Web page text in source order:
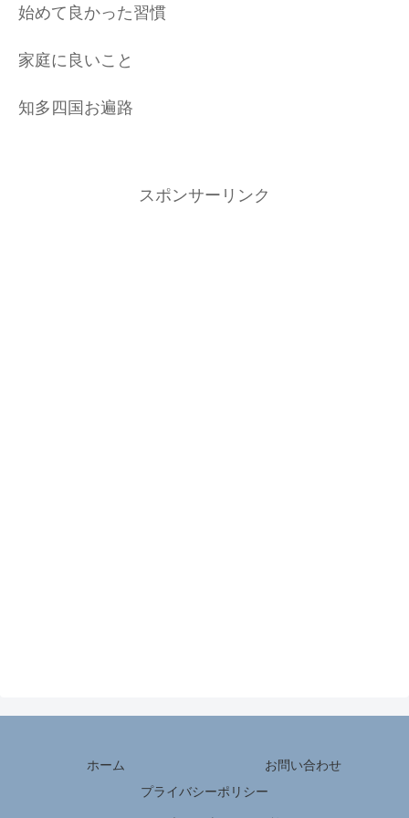
始めて良かった習慣
家庭に良いこと
知多四国お遍路
スポンサーリンク
ホーム
お問い合わせ
プライバシーポリシー